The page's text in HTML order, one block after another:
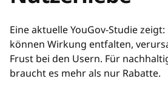
Eine aktuelle YouGov-Studie
können Wirkung entfalten,
Frust bei den Usern. Für
braucht es mehr als nur Rabatte.